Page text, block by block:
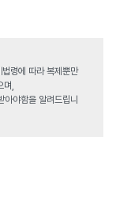
령에 따라 복제뿐만
,
야함을 알려드립니